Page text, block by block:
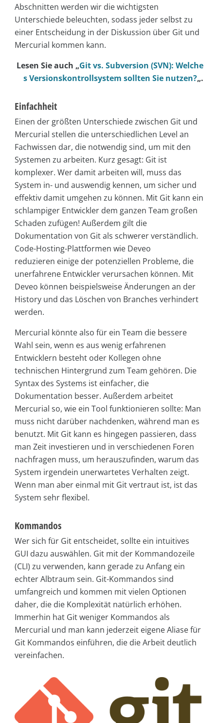
Abschnitten werden wir die wichtigsten
Unterschiede beleuchten, sodass jeder selbst zu
einer Entscheidung in der Diskussion über Git und
Mercurial kommen kann.
Lesen Sie auch „Git vs. Subversion (SVN): Welche
s Versionskontrollsystem sollten Sie nutzen?„.
Einfachheit
Einen der größten Unterschiede zwischen Git und
Mercurial stellen die unterschiedlichen Level an
Fachwissen dar, die notwendig sind, um mit den
Systemen zu arbeiten. Kurz gesagt: Git ist
komplexer. Wer damit arbeiten will, muss das
System in- und auswendig kennen, um sicher und
effektiv damit umgehen zu können. Mit Git kann ein
schlampiger Entwickler dem ganzen Team großen
Schaden zufügen! Außerdem gilt die
Dokumentation von Git als schwerer verständlich.
Code-Hosting-Plattformen wie Deveo
reduzieren einige der potenziellen Probleme, die
unerfahrene Entwickler verursachen können. Mit
Deveo können beispielsweise Änderungen an der
History und das Löschen von Branches verhindert
werden.
Mercurial könnte also für ein Team die bessere
Wahl sein, wenn es aus wenig erfahrenen
Entwicklern besteht oder Kollegen ohne
technischen Hintergrund zum Team gehören. Die
Syntax des Systems ist einfacher, die
Dokumentation besser. Außerdem arbeitet
Mercurial so, wie ein Tool funktionieren sollte: Man
muss nicht darüber nachdenken, während man es
benutzt. Mit Git kann es hingegen passieren, dass
man Zeit investieren und in verschiedenen Foren
nachfragen muss, um herauszufinden, warum das
System irgendein unerwartetes Verhalten zeigt.
Wenn man aber einmal mit Git vertraut ist, ist das
System sehr flexibel.
Kommandos
Wer sich für Git entscheidet, sollte ein intuitives
GUI dazu auswählen. Git mit der Kommandozeile
(CLI) zu verwenden, kann gerade zu Anfang ein
echter Albtraum sein. Git-Kommandos sind
umfangreich und kommen mit vielen Optionen
daher, die die Komplexität natürlich erhöhen.
Immerhin hat Git weniger Kommandos als
Mercurial und man kann jederzeit eigene Aliase für
Git Kommandos einführen, die die Arbeit deutlich
vereinfachen.